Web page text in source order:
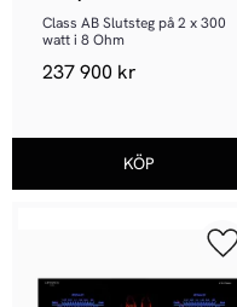
Slutsteg
Class AB Slutsteg på 2 x 300
watt i 8 Ohm
237 900 kr